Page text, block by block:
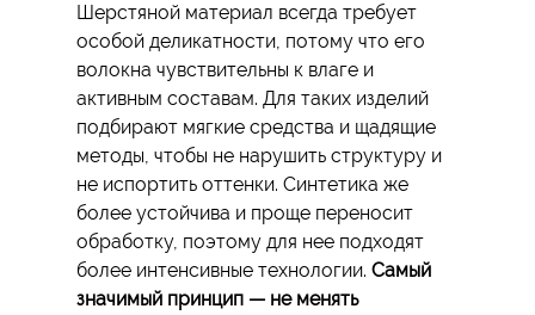
Шерстяной материал всегда требует
особой деликатности, потому что его
волокна чувствительны к влаге и
активным составам. Для таких изделий
подбирают мягкие средства и щадящие
методы, чтобы не нарушить структуру и
не испортить оттенки. Синтетика же
более устойчива и проще переносит
обработку, поэтому для нее подходят
более интенсивные технологии. Самый
значимый принцип — не менять